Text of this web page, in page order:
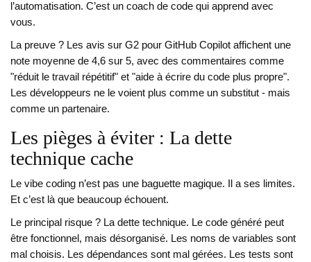
l’automatisation. C’est un coach de code qui apprend avec
vous.
La preuve ? Les avis sur G2 pour GitHub Copilot affichent une
note moyenne de 4,6 sur 5, avec des commentaires comme
"réduit le travail répétitif" et "aide à écrire du code plus propre".
Les développeurs ne le voient plus comme un substitut - mais
comme un partenaire.
Les pièges à éviter : La dette
technique cache
Le vibe coding n’est pas une baguette magique. Il a ses limites.
Et c’est là que beaucoup échouent.
Le principal risque ? La dette technique. Le code généré peut
être fonctionnel, mais désorganisé. Les noms de variables sont
mal choisis. Les dépendances sont mal gérées. Les tests sont